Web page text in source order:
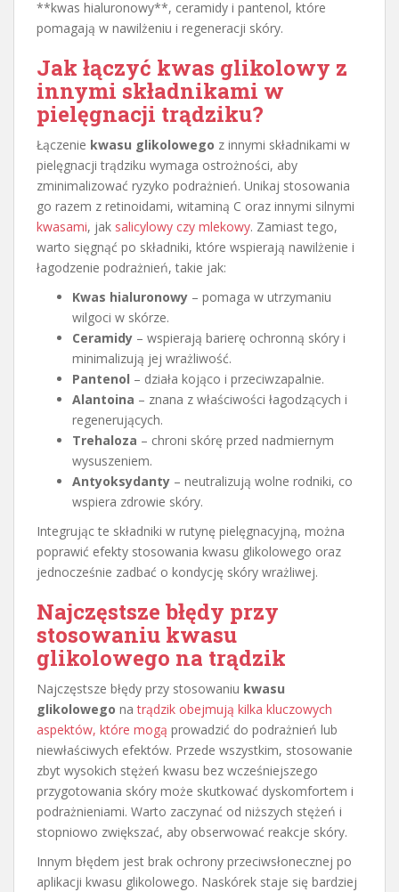
**kwas hialuronowy**, ceramidy i pantenol, które
pomagają w nawilżeniu i regeneracji skóry.
Jak łączyć kwas glikolowy z
innymi składnikami w
pielęgnacji trądziku?
Łączenie kwasu glikolowego z innymi składnikami w
pielęgnacji trądziku wymaga ostrożności, aby
zminimalizować ryzyko podrażnień. Unikaj stosowania
go razem z retinoidami, witaminą C oraz innymi silnymi
kwasami, jak salicylowy czy mlekowy. Zamiast tego,
warto sięgnąć po składniki, które wspierają nawilżenie i
łagodzenie podrażnień, takie jak:
Kwas hialuronowy – pomaga w utrzymaniu
wilgoci w skórze.
Ceramidy – wspierają barierę ochronną skóry i
minimalizują jej wrażliwość.
Pantenol – działa kojąco i przeciwzapalnie.
Alantoina – znana z właściwości łagodzących i
regenerujących.
Trehaloza – chroni skórę przed nadmiernym
wysuszeniem.
Antyoksydanty – neutralizują wolne rodniki, co
wspiera zdrowie skóry.
Integrując te składniki w rutynę pielęgnacyjną, można
poprawić efekty stosowania kwasu glikolowego oraz
jednocześnie zadbać o kondycję skóry wrażliwej.
Najczęstsze błędy przy
stosowaniu kwasu
glikolowego na trądzik
Najczęstsze błędy przy stosowaniu kwasu
glikolowego natrądzik obejmują kilka kluczowych
aspektów, które mogą prowadzić do podrażnień lub
niewłaściwych efektów. Przede wszystkim, stosowanie
zbyt wysokich stężeń kwasu bez wcześniejszego
przygotowania skóry może skutkować dyskomfortem i
podrażnieniami. Warto zaczynać od niższych stężeń i
stopniowo zwiększać, aby obserwować reakcje skóry.
Innym błędem jest brak ochrony przeciwsłonecznej po
aplikacji kwasu glikolowego. Naskórek staje się bardziej